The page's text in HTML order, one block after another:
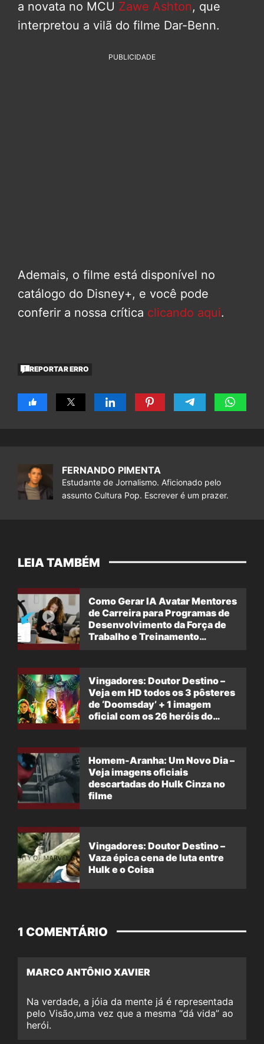
a novata no MCU Zawe Ashton, que
interpretou a vilã do filme Dar-Benn.
PUBLICIDADE
Ademais, o filme está disponível no
catálogo do Disney+, e você pode
conferir a nossa crítica clicando aqui.
REPORTAR ERRO
FERNANDO PIMENTA
Estudante de Jornalismo. Aficionado pelo
assunto Cultura Pop. Escrever é um prazer.
LEIA TAMBÉM
Como Gerar IA Avatar Mentores
de Carreira para Programas de
Desenvolvimento da Força de
Trabalho e Treinamento
Vingadores: Doutor Destino –
Veja em HD todos os 3 pôsteres
de ‘Doomsday’ + 1 imagem
oficial com os 26 heróis do
Homem-Aranha: Um Novo Dia –
Veja imagens oficiais
descartadas do Hulk Cinza no
filme
Vingadores: Doutor Destino –
Vaza épica cena de luta entre
Hulk e o Coisa
1 COMENTÁRIO
MARCO ANTÔNIO XAVIER
Na verdade, a jóia da mente já é representada
pelo Visão,uma vez que a mesma “dá vida” ao
herói.